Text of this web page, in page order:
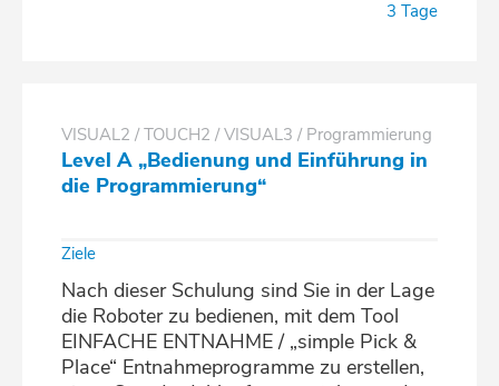
3 Tage
VISUAL2 / TOUCH2 / VISUAL3 / Programmierung
Level A „Bedienung und Einführung in
die Programmierung“
Ziele
Nach dieser Schulung sind Sie in der Lage
die Roboter zu bedienen, mit dem Tool
EINFACHE ENTNAHME / „simple Pick &
Place“ Entnahmeprogramme zu erstellen,